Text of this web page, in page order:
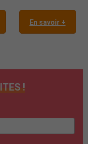
En savoir +
!